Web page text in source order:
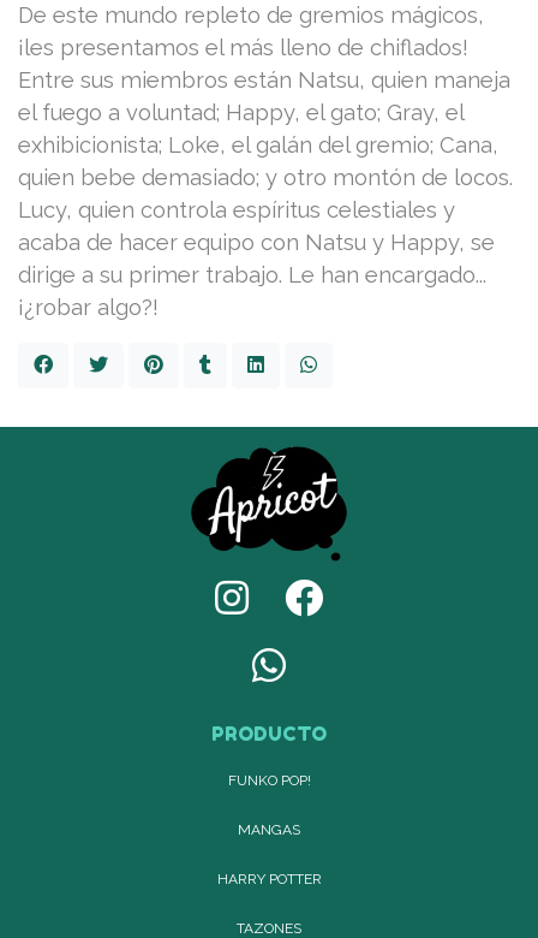
De este mundo repleto de gremios mágicos,
¡les presentamos el más lleno de chiflados!
Entre sus miembros están Natsu, quien maneja
el fuego a voluntad; Happy, el gato; Gray, el
exhibicionista; Loke, el galán del gremio; Cana,
quien bebe demasiado; y otro montón de locos.
Lucy, quien controla espíritus celestiales y
acaba de hacer equipo con Natsu y Happy, se
dirige a su primer trabajo. Le han encargado...
¡¿robar algo?!
PRODUCTO
FUNKO POP!
MANGAS
HARRY POTTER
TAZONES